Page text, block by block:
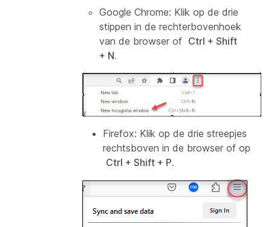
Google Chrome: Klik op de drie
stippen in de rechterbovenhoek
van de browser of Ctrl + Shift
+ N.
Firefox: Klik op de drie streepjes
rechtsboven in de browser of op
Ctrl + Shift + P.